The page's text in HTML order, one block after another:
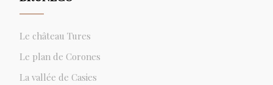
Le château Tures
Le plan de Corones
La vallée de Casies